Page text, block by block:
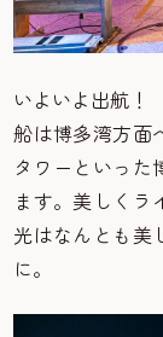
いよいよ出航！
船は博多湾方面
タワーといった
ます。美しくラ
光はなんとも美
に。